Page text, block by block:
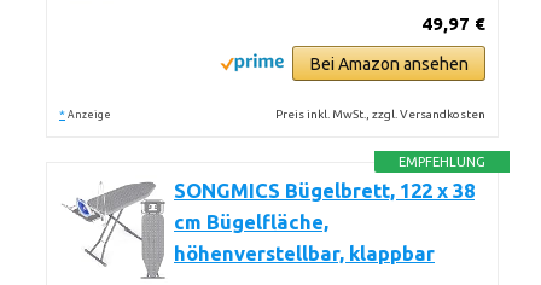
49,97 €
Bei Amazon ansehen
* Anzeige Preis inkl. MwSt., zzgl. Versandkosten
EMPFEHLUNG
SONGMICS Bügelbrett, 122 x 38
cm Bügelfläche,
höhenverstellbar, klappbar